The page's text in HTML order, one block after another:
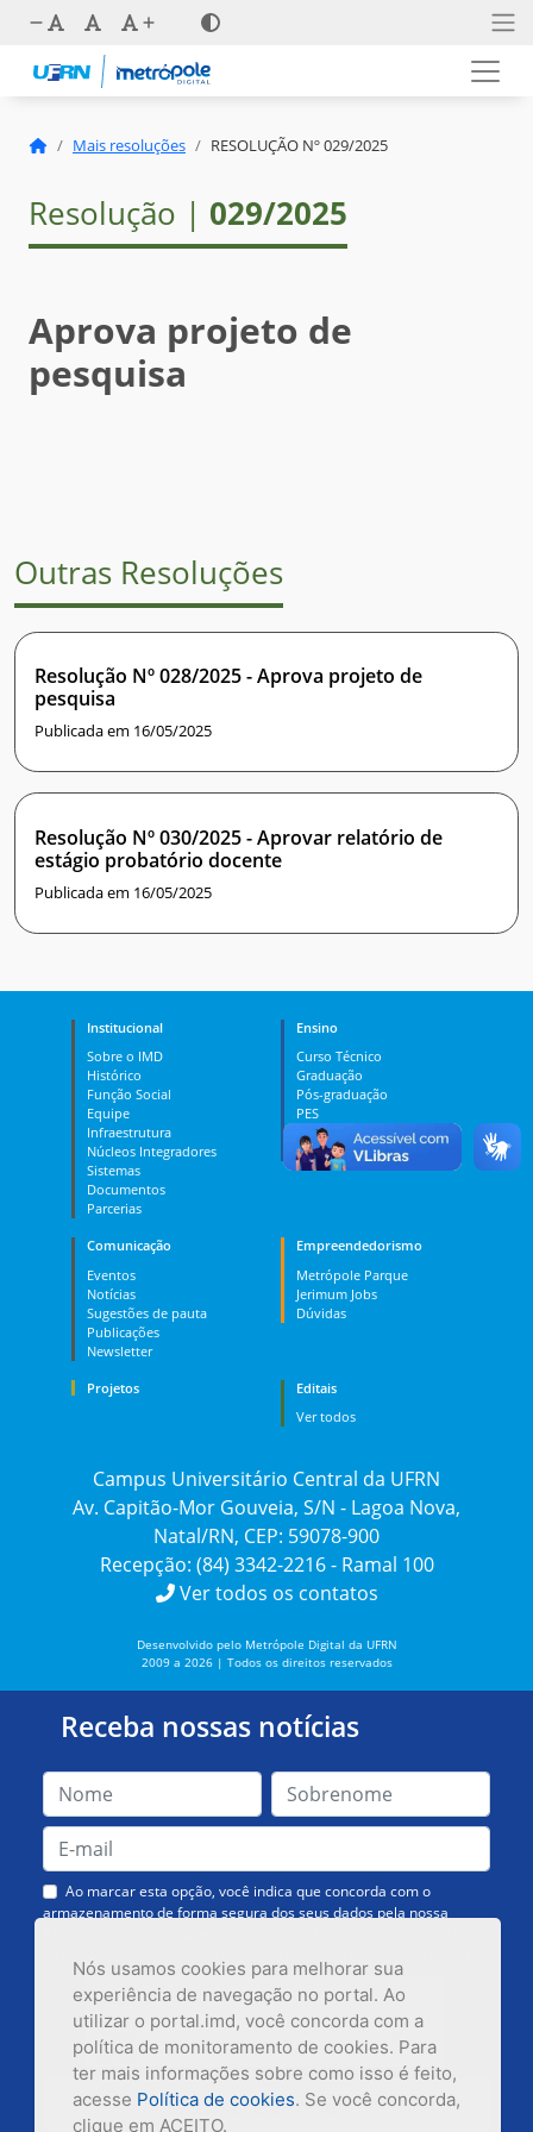
Nós usamos cookies para melhorar sua
experiência de navegação no portal. Ao
utilizar o portal.imd, você concorda com a
política de monitoramento de cookies. Para
ter mais informações sobre como isso é feito,
acesse Política de cookies. Se você concorda,
clique em ACEITO.
Mais resoluções RESOLUÇÃO Nº 029/2025
Resolução | 029/2025
Aprova projeto de
pesquisa
Outras Resoluções
Resolução Nº 028/2025 - Aprova projeto de
pesquisa
Publicada em 16/05/2025
Resolução Nº 030/2025 - Aprovar relatório de
estágio probatório docente
Publicada em 16/05/2025
Institucional
Sobre o IMD
Histórico
Função Social
Equipe
Infraestrutura
Núcleos Integradores
Sistemas
Documentos
Parcerias
Ensino
Curso Técnico
Graduação
Pós-graduação
PES
MOOC
Dúvidas
Comunicação
Eventos
Notícias
Sugestões de pauta
Publicações
Newsletter
Empreendedorismo
Metrópole Parque
Jerimum Jobs
Dúvidas
Projetos
Editais
Ver todos
Campus Universitário Central da UFRN
Av. Capitão-Mor Gouveia, S/N - Lagoa Nova,
Natal/RN, CEP: 59078-900
Recepção: (84) 3342-2216 - Ramal 100
Ver todos os contatos
Desenvolvido pelo Metrópole Digital da UFRN
2009 a 2026 | Todos os direitos reservados
Receba nossas notícias
Ao marcar esta opção, você indica que concorda com o
armazenamento de forma segura dos seus dados pela nossa
Inscrever-se